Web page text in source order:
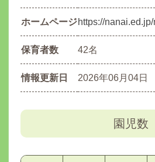
ホームページhttps://
保育者数 42名
情報更新日 2026年06月04日
園児数